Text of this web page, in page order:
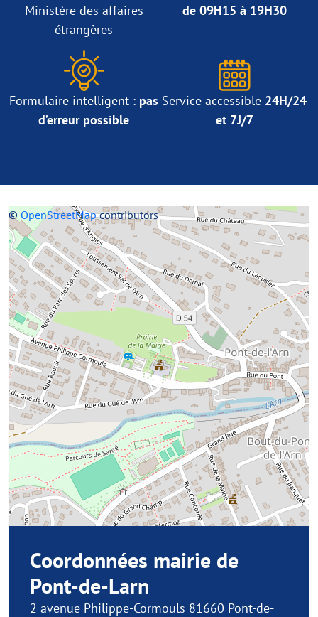
Ministère des affaires
étrangères
de 09H15 à 19H30
Formulaire intelligent : pas
d’erreur possible
Service accessible 24H/24
et 7J/7
+−
©OpenStreetMapcontributors
Coordonnées mairie de
Pont-de-Larn
2 avenue Philippe-Cormouls 81660 Pont-de-